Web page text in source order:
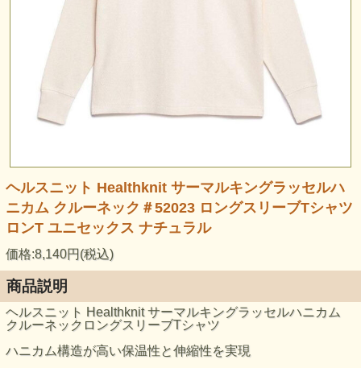
ヘルスニット Healthknit サーマルキングラッセルハ
ニカム クルーネック＃52023 ロングスリーブTシャツ
ロンT ユニセックス ナチュラル
価格:8,140円(税込)
商品説明
ヘルスニット Healthknit サーマルキングラッセルハニカム
クルーネックロングスリーブTシャツ
ハニカム構造が高い保温性と伸縮性を実現